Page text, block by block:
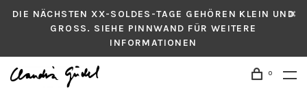
DIE NÄCHSTEN XX-SOLDES-TAGE GEHÖREN KLEIN UND
GROSS. SIEHE PINNWAND FÜR WEITERE
INFORMATIONEN
0